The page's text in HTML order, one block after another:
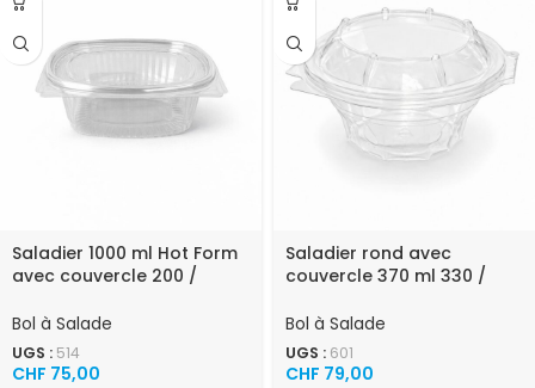
Saladier 1000 ml Hot Form
avec couvercle 200 /
Bol à Salade
UGS : 514
CHF 75,00
Saladier rond avec
couvercle 370 ml 330 /
Bol à Salade
UGS : 601
CHF 79,00